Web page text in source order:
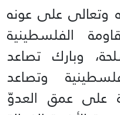
وتعالى على عونه
الفلسطينية
وبارك تصاعد
وتصاعد
على عمق العدوّ